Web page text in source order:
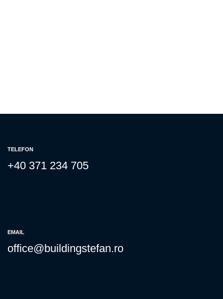
TELEFON
+40 371 234 705
EMAIL
office@buildingstefan.ro